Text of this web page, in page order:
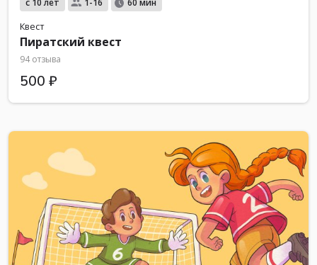
с 10 лет 1-16 60 мин
Квест
Пиратский квест
94 отзыва
500 ₽